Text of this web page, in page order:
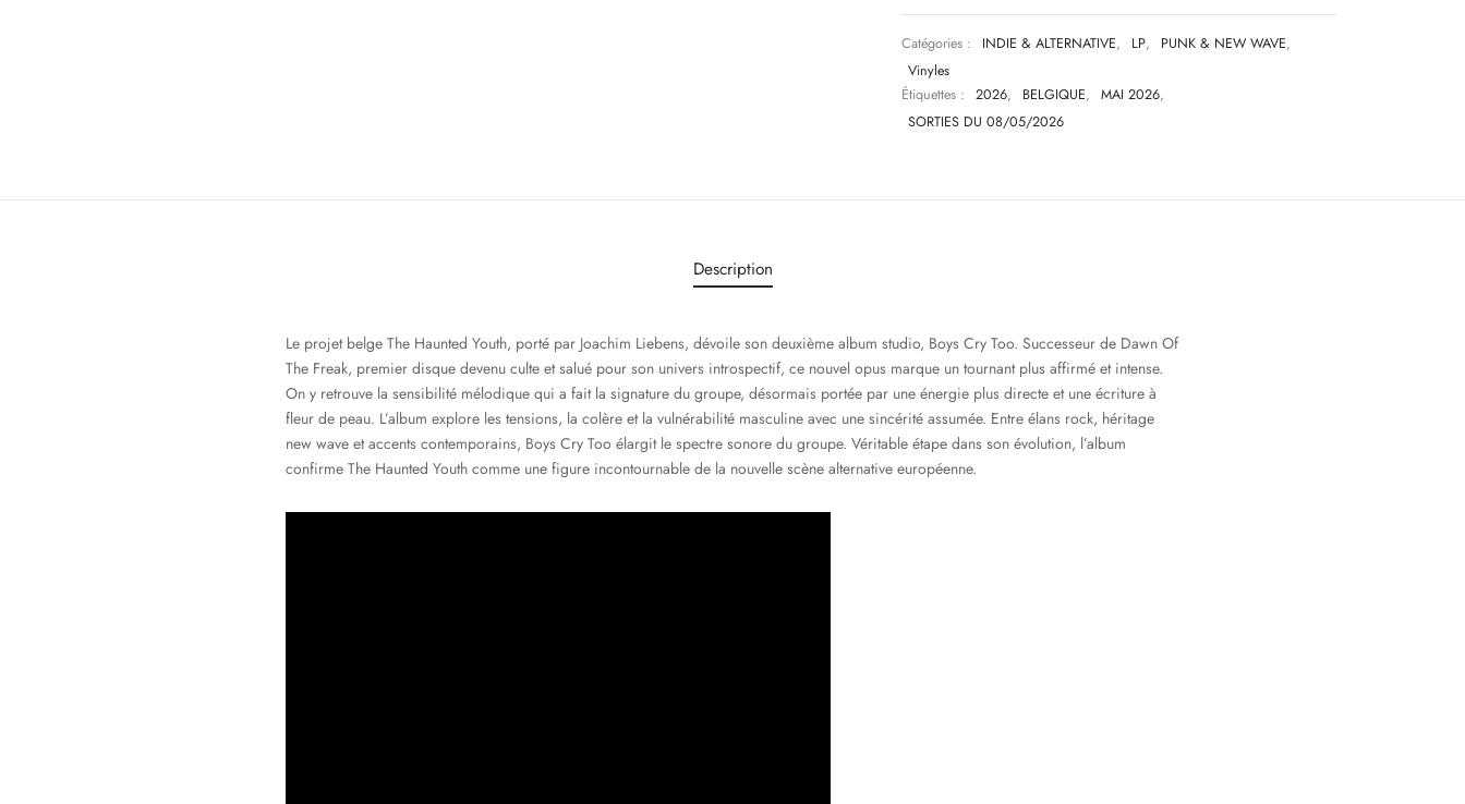
Catégories : INDIE & ALTERNATIVE, LP, PUNK & NEW WAVE,
Vinyles
Étiquettes :
2026, BELGIQUE, MAI 2026,
SORTIES DU 08/05/2026
Description
Le projet belge The Haunted Youth, porté par Joachim Liebens, dévoile son deuxième album studio, Boys Cry Too. Successeur de Dawn Of
The Freak, premier disque devenu culte et salué pour son univers introspectif, ce nouvel opus marque un tournant plus affirmé et intense.
On y retrouve la sensibilité mélodique qui a fait la signature du groupe, désormais portée par une énergie plus directe et une écriture à
fleur de peau. L’album explore les tensions, la colère et la vulnérabilité masculine avec une sincérité assumée. Entre élans rock, héritage
new wave et accents contemporains, Boys Cry Too élargit le spectre sonore du groupe. Véritable étape dans son évolution, l’album
confirme The Haunted Youth comme une figure incontournable de la nouvelle scène alternative européenne.